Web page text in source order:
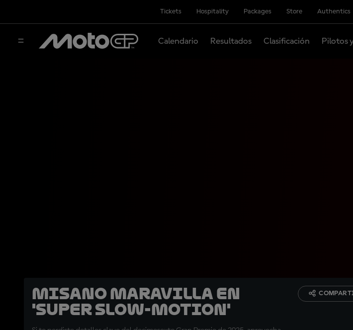
Tickets Hospitality Packages Store Authentics
Calendario Resultados Clasificación Pilotos
Misano maravilla en
'super slow-motion'